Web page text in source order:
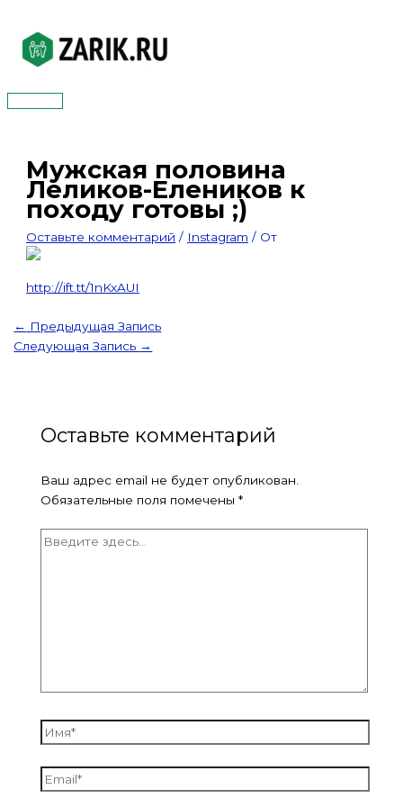
содержимому
Главное
Мужская половина
Леликов-Елеников к
походу готовы ;)
Оставьте комментарий / Instagram / От
http://ift.tt/1nKxAUI
← Предыдущая Запись
Следующая Запись →
Оставьте комментарий
Ваш адрес email не будет опубликован.
Обязательные поля помечены *
Введите
Имя*
Email*